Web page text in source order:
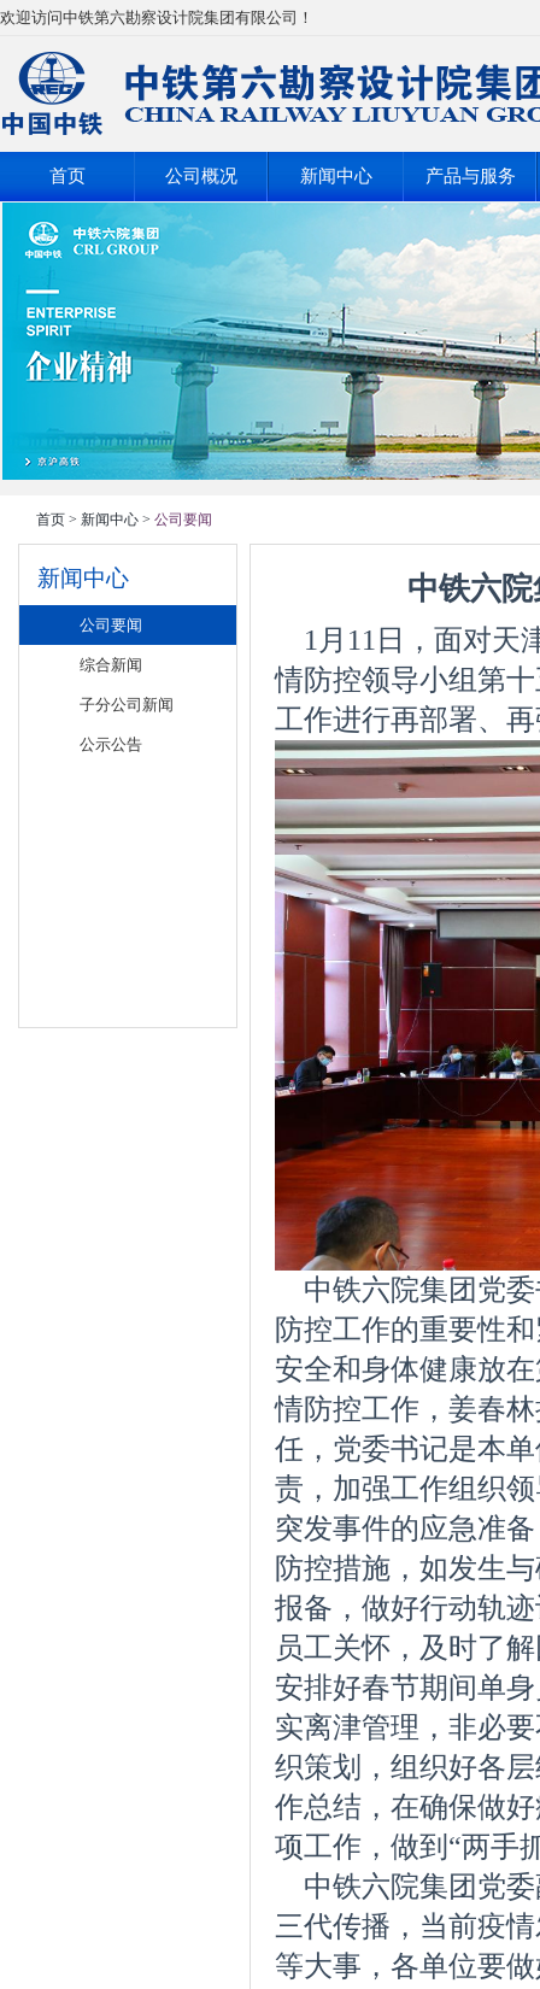
欢迎访问中铁第六勘察设计院集团有限公司！
首页 公司概况 新闻中心 产品与服务
首页 > 新闻中心 > 公司要闻
新闻中心
公司要闻
综合新闻
子分公司新闻
公示公告
中铁六
1月11日，面对天
情防控领导小组第
工作进行再部署、
中铁六院集团党委
防控工作的重要性
安全和身体健康放
情防控工作，姜春
任，党委书记是本
责，加强工作组织
突发事件的应急准
防控措施，如发生
报备，做好行动轨
员工关怀，及时了
安排好春节期间单
实离津管理，非必
织策划，组织好各
作总结， 在确保做
项工作，做到 “两手
中铁六院集团党委
三代传播，当前疫
等大事，各单位要